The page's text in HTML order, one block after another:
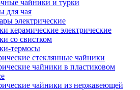
чайники и турки
для чая
электрические
керамические электрические
со свистком
термосы
стеклянные чайники
чайники в пластиковом
чайники из нержавеющей